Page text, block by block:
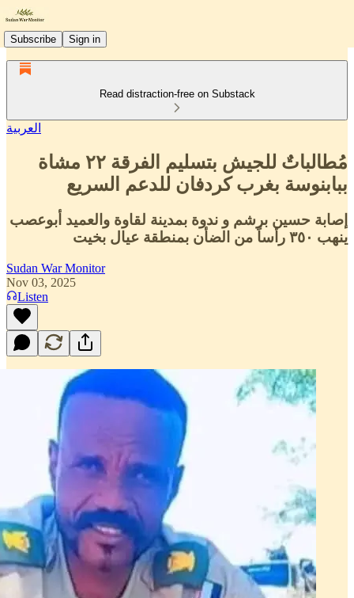
Subscribe Sign in
Read distraction-free on Substack
العربية
مُطالباتٌ للجيش بتسليم الفرقة ٢٢ مشاة
ببابنوسة بغرب كردفان للدعم السريع
إصابة حسين برشم و ندوة بمدينة لقاوة والعميد أبوعصب
ينهب ٣٥٠ رأساً من الضأن بمنطقة عيال بخيت
Sudan War Monitor
Nov 03, 2025
Listen